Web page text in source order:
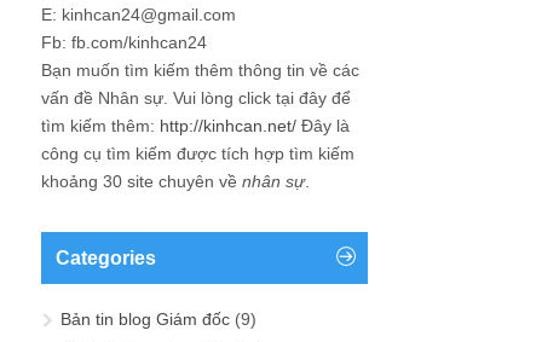
E: kinhcan24@gmail.com
Fb: fb.com/kinhcan24
Bạn muốn tìm kiếm thêm thông tin về các
vấn đề Nhân sự . Vui lòng click tại đây để
tìm kiếm thêm: http://kinhcan.net/ Đây là
công cụ tìm kiếm được tích hợp tìm kiếm
khoảng 30 site chuyên về nhân sự.
Categories
Bản tin blog Giám đốc (9)